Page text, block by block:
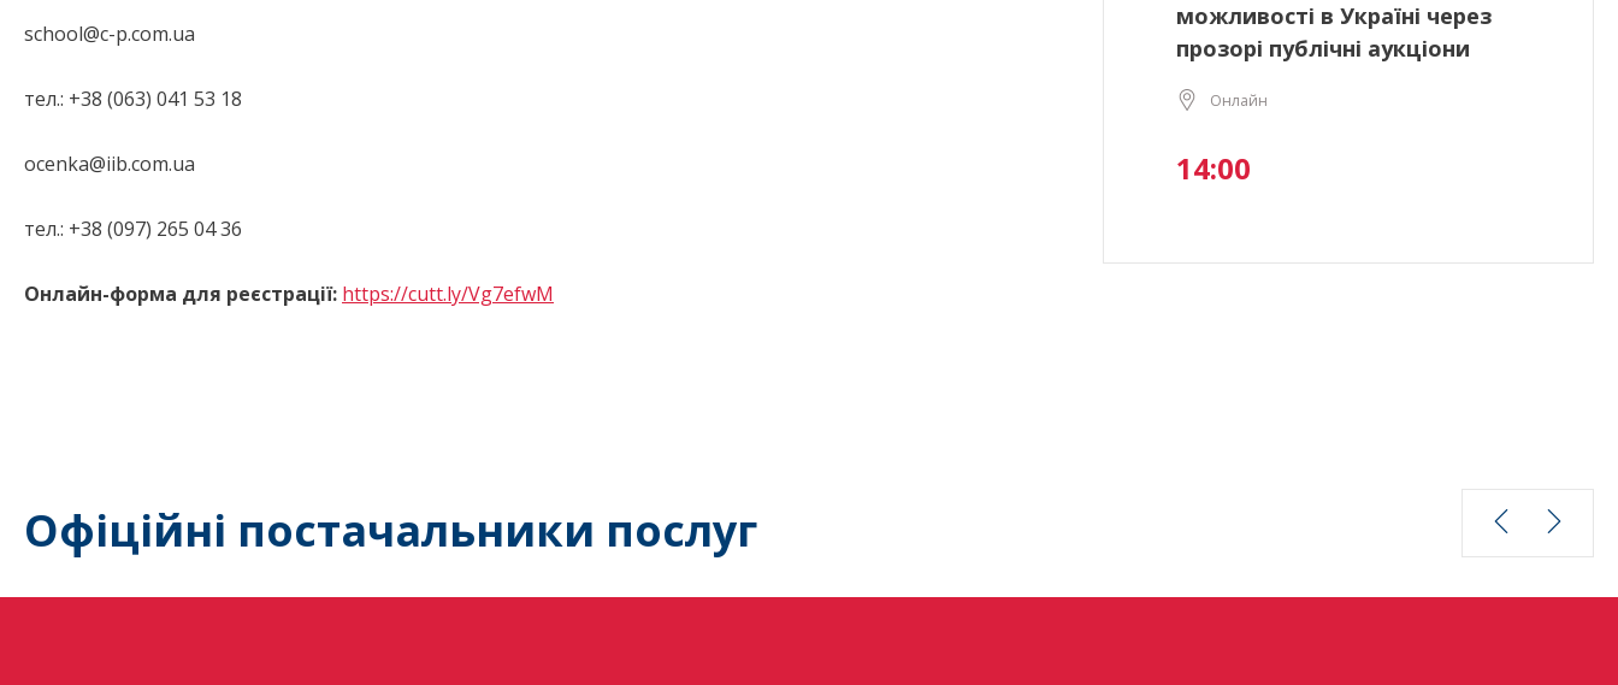
school@c-p.com.ua
тел.: +38 (063) 041 53 18
ocenka@iib.com.ua
тел.: +38 (097) 265 04 36
Онлайн-форма для реєстрації: https://cutt.ly/Vg7efwM
можливості в Україні через
прозорі публічні аукціони
Онлайн
14:00
Офіційні постачальники послуг